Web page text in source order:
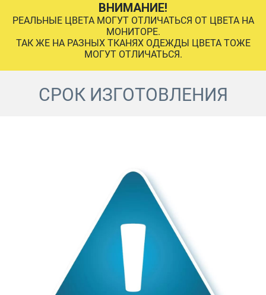
ВНИМАНИЕ!
РЕАЛЬНЫЕ ЦВЕТА МОГУТ ОТЛИЧАТЬСЯ ОТ ЦВЕТА НА
МОНИТОРЕ.
ТАК ЖЕ НА РАЗНЫХ ТКАНЯХ ОДЕЖДЫ ЦВЕТА ТОЖЕ
МОГУТ ОТЛИЧАТЬСЯ.
СРОК ИЗГОТОВЛЕНИЯ